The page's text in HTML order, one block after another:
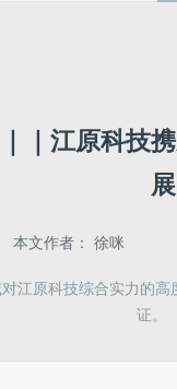
｜江原科技
展
本文作者： 徐咪
江原科技综合实力的
证。